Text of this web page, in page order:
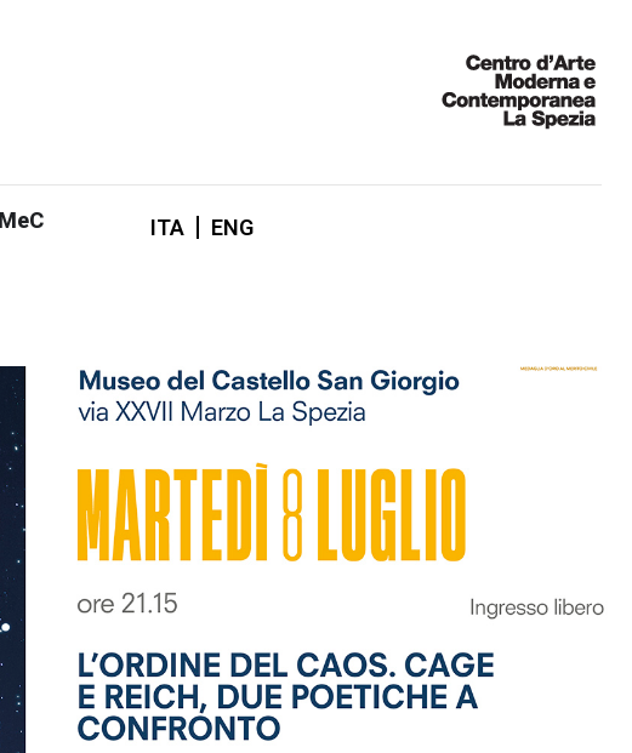
ITA ENG